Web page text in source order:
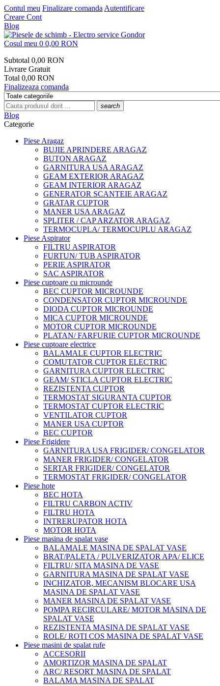
Contul meu Finalizare comanda Autentificare
Creare Cont
Blog
Cosul meu 0 0,00 RON
Subtotal 0,00 RON
Livrare Gratuit
Total 0,00 RON
Finalizeaza comanda
search
Blog
Categorie
Piese Aragaz
BUJIE APRINDERE ARAGAZ
BUTON ARAGAZ
GARNITURA USA ARAGAZ
GEAM EXTERIOR ARAGAZ
GEAM INTERIOR ARAGAZ
GENERATOR SCANTEIE ARAGAZ
GRATAR CUPTOR
MANER USA ARAGAZ
SPLITER / CAP ARZATOR ARAGAZ
TERMOCUPLA/ TERMOCUPLU ARAGAZ
Piese Aspirator
FILTRU ASPIRATOR
FURTUN/ TUB ASPIRATOR
PERIE ASPIRATOR
SAC ASPIRATOR
Piese cuptoare cu microunde
BEC CUPTOR MICROUNDE
CONDENSATOR CUPTOR MICROUNDE
DIODA CUPTOR MICROUNDE
MICA CUPTOR MICROUNDE
MOTOR CUPTOR MICROUNDE
PLATAN/ FARFURIE CUPTOR MICROUNDE
Piese cuptoare electrice
BALAMALE CUPTOR ELECTRIC
COMUTATOR CUPTOR ELECTRIC
GARNITURA CUPTOR ELECTRIC
GEAM/ STICLA CUPTOR ELECTRIC
REZISTENTA CUPTOR
TERMOSTAT SIGURANTA CUPTOR
TERMOSTAT CUPTOR ELECTRIC
VENTILATOR CUPTOR
MANER USA CUPTOR
BEC CUPTOR
Piese Frigidere
GARNITURA USA FRIGIDER/ CONGELATOR
MANER FRIGIDER/ CONGELATOR
SERTAR FRIGIDER/ CONGELATOR
TERMOSTAT FRIGIDER/ CONGELATOR
Piese hote
BEC HOTA
FILTRU CARBON ACTIV
FILTRU HOTA
INTRERUPATOR HOTA
MOTOR HOTA
Piese masina de spalat vase
BALAMALE MASINA DE SPALAT VASE
BRAT/PALETA / PULVERIZATOR APA/ ELICE
FILTRU/ SITA MASINA DE VASE
GARNITURA MASINA DE SPALAT VASE
INCHIZATOR, MECANISM BLOCARE USA
MASINA DE SPALAT VASE
MANER MASINA DE SPALAT VASE
POMPA RECIRCULARE/ MOTOR MASINA DE
SPALAT VASE
REZISTENTA MASINA DE SPALAT VASE
ROLE/ ROTI COS MASINA DE SPALAT VASE
Piese masini de spalat rufe
ACCESORII
AMORTIZOR MASINA DE SPALAT
ARC/ RESORT MASINA DE SPALAT
BALAMA MASINA DE SPALAT